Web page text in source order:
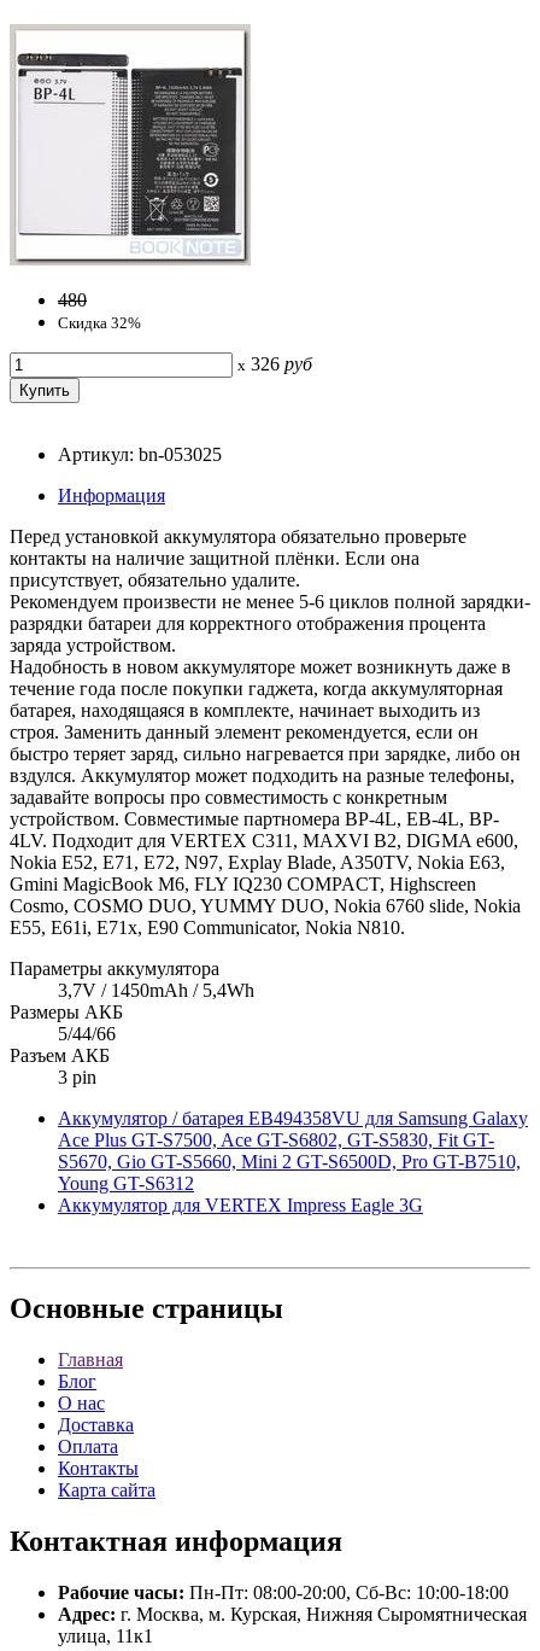
480
Скидка 32%
x 326 руб
Артикул: bn-053025
Информация
Перед установкой аккумулятора обязательно проверьте
контакты на наличие защитной плёнки. Если она
присутствует, обязательно удалите.
Рекомендуем произвести не менее 5-6 циклов полной зарядки-
разрядки батареи для корректного отображения процента
заряда устройством.
Надобность в новом аккумуляторе может возникнуть даже в
течение года после покупки гаджета, когда аккумуляторная
батарея, находящаяся в комплекте, начинает выходить из
строя. Заменить данный элемент рекомендуется, если он
быстро теряет заряд, сильно нагревается при зарядке, либо он
вздулся. Аккумулятор может подходить на разные телефоны,
задавайте вопросы про совместимость с конкретным
устройством. Совместимые партномера BP-4L, EB-4L, BP-
4LV. Подходит для VERTEX C311, MAXVI B2, DIGMA e600,
Nokia E52, E71, E72, N97, Explay Blade, A350TV, Nokia E63,
Gmini MagicBook M6, FLY IQ230 COMPACT, Highscreen
Cosmo, COSMO DUO, YUMMY DUO, Nokia 6760 slide, Nokia
E55, E61i, E71x, E90 Communicator, Nokia N810.
Параметры аккумулятора
3,7V / 1450mAh / 5,4Wh
Размеры АКБ
5/44/66
Разъем АКБ
3 pin
Аккумулятор / батарея EB494358VU для Samsung Galaxy
Ace Plus GT-S7500, Ace GT-S6802, GT-S5830, Fit GT-
S5670, Gio GT-S5660, Mini 2 GT-S6500D, Pro GT-B7510,
Young GT-S6312
Аккумулятор для VERTEX Impress Eagle 3G
Основные страницы
Главная
Блог
О нас
Доставка
Оплата
Контакты
Карта сайта
Контактная информация
Рабочие часы: Пн-Пт: 08:00-20:00, Сб-Вс: 10:00-18:00
Адрес: г. Москва, м. Курская, Нижняя Сыромятническая
улица, 11к1